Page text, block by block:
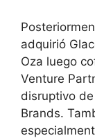
adquirió
Oza luego
Venture
disruptivo
Brands.